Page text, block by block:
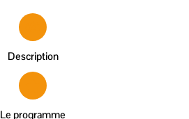
Description
Le programme